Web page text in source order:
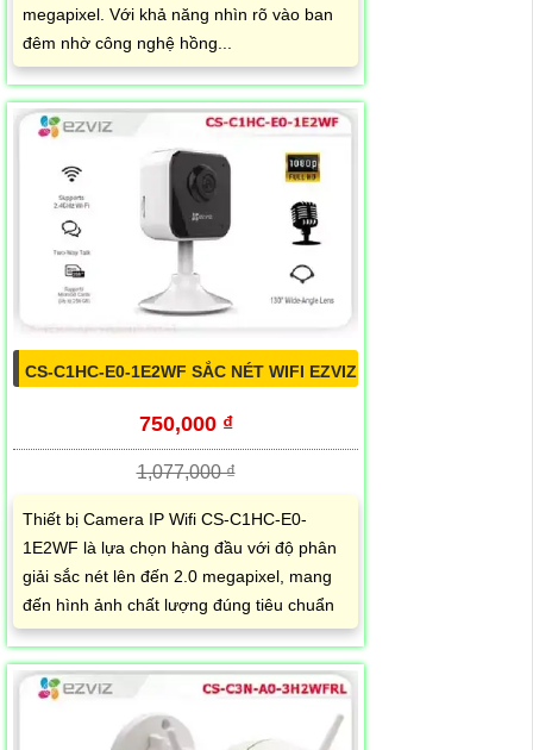
megapixel. Với khả năng nhìn rõ vào ban
đêm nhờ công nghệ hồng...
CS-C1HC-E0-1E2WF SẮC NÉT WIFI EZVIZ
750,000 ₫
1,077,000 ₫
Thiết bị Camera IP Wifi CS-C1HC-E0-
1E2WF là lựa chọn hàng đầu với độ phân
giải sắc nét lên đến 2.0 megapixel, mang
đến hình ảnh chất lượng đúng tiêu chuẩn